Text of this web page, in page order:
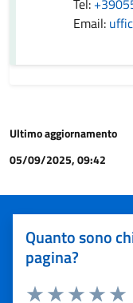
Tel:
Email:
Ultimo aggiornamento
05/09/2025, 09:42
Quanto sono
pagina?